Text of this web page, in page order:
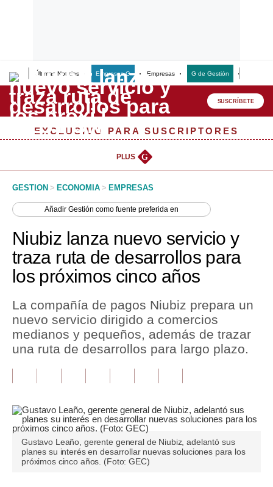
Últimas Noticias Empresas G Empresas G de Gestión
Lo último
Peru Quiosco
Management & Empleo
Perú
Política
Finanzas Personales
Inmobiliarias
Plus G
Editorial
Pregunta de hoy
Blogs
SUSCRÍBETE
EXCLUSIVO PARA SUSCRIPTORES
PLUS G
GESTION > ECONOMIA > EMPRESAS
AñadirGestión como fuente preferida en
Niubiz lanza nuevo servicio y
traza ruta de desarrollos para
los próximos cinco años
La compañía de pagos Niubiz prepara un
nuevo servicio dirigido a comercios
medianos y pequeños, además de trazar
una ruta de desarrollos para largo plazo.
Gustavo Leaño, gerente general de Niubiz, adelantó sus
planes su interés en desarrollar nuevas soluciones para los
próximos cinco años. (Foto: GEC)